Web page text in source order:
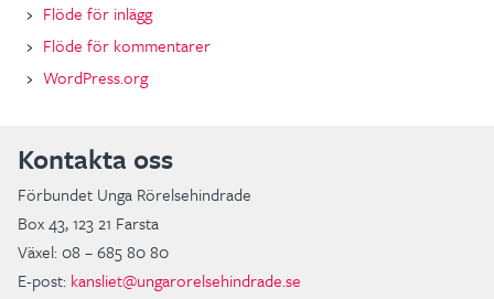
Flöde för inlägg
Flöde för kommentarer
WordPress.org
Kontakta oss
Förbundet Unga Rörelsehindrade
Box 43, 123 21 Farsta
Växel: 08 – 685 80 80
E-post: kansliet@ungarorelsehindrade.se